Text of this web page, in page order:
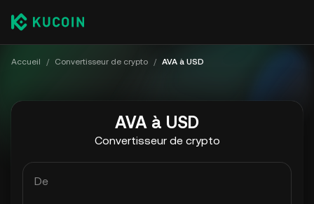
Accueil / Convertisseur de crypto / AVA à USD
AVA à USD
Convertisseur de crypto
De